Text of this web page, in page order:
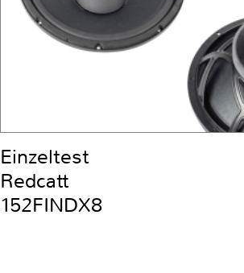
Einzeltest
Redcatt
152FINDX8